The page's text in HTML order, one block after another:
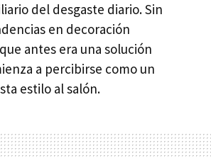
del desgaste diario. Sin
en decoración
antes era una solución
a percibirse como un
estilo al salón.